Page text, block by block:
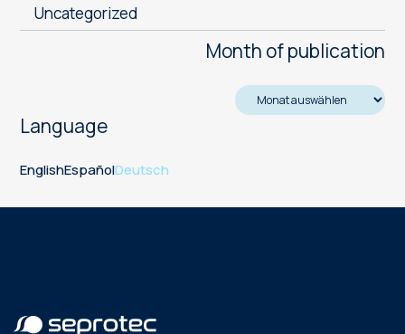
Uncategorized
Month of publication
Language
EnglishEspañolDeutsch